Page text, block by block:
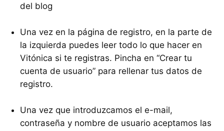
del blog
Una vez en la página de registro, en la parte de
la izquierda puedes leer todo lo que hacer en
Vitónica si te registras. Pincha en “Crear tu
cuenta de usuario” para rellenar tus datos de
registro.
Una vez que introduzcamos el e-mail,
contraseña y nombre de usuario aceptamos las